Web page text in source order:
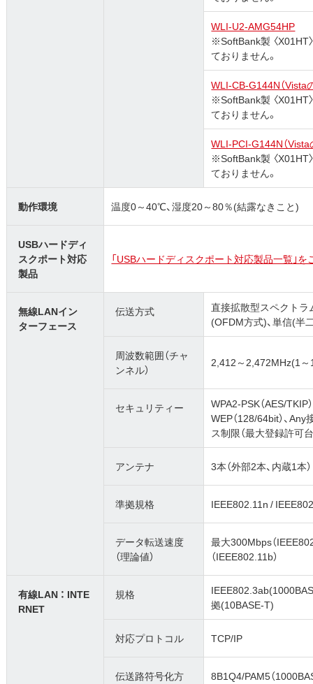
WLI-U2-AMG54HP
※SoftBank製 〈X01HT
ておりません。
WLI-CB-G144N（Vista
※SoftBank製 〈X01HT
ておりません。
WLI-PCI-G144N（Vista
※SoftBank製 〈X01HT
ておりません。
動作環境 温度0～40℃、湿度20～80％(結露なきこと)
USBハードディ
スクポート対応
製品
「USBハードディスクポート対応製品一覧｣を
無線LANイン
ターフェース
伝送方式
直接拡散型スペクトラ
(OFDM方式)、単信(半
周波数範囲（チャ
ンネル）
2,412～2,472MHz(1
セキュリティー
WPA2-PSK（AES/TKIP
WEP（128/64bit）、
ス制限（最大登録許可台
アンテナ 3本（外部2本、内蔵1本
準拠規格 IEEE802.11n /
データ転送速度
（理論値）
最大300Mbps（
（IEEE802.11b）
有線LAN ： INTE
RNET
規格
拠(10BASE-T)
対応プロトコル TCP/IP
伝送路符号化方
8B1Q4/PAM5（